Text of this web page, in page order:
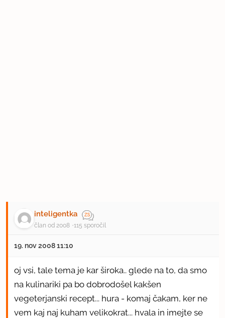
inteligentka
član od 2008 115 sporočil
19. nov 2008 11:10
oj vsi, tale tema je kar široka.. glede na to, da smo
na kulinariki pa bo dobrodošel kakšen
vegeterjanski recept... hura - komaj čakam, ker ne
vem kaj naj kuham velikokrat... hvala in imejte se